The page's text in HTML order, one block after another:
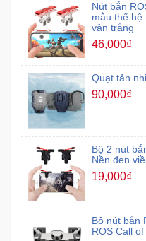
Nút bắn
mẫu thế hệ
vân trắng
46,000₫
Quạt tản
90,000₫
Bộ 2 nút
Nền đen
19,000₫
Bộ nút bắn
ROS Call